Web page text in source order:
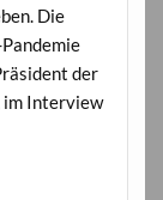
Die
der
im Interview